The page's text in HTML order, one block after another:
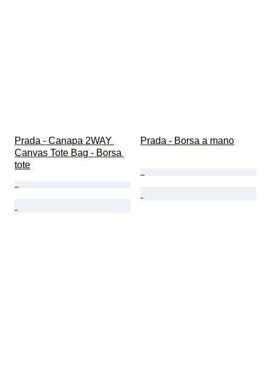
Prada - Canapa 2WAY
Canvas Tote Bag - Borsa
tote
Prada - Borsa a mano